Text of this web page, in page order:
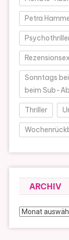
Petra
Sonntags
beim Sub-
Thriller
ARCHIV
Archiv